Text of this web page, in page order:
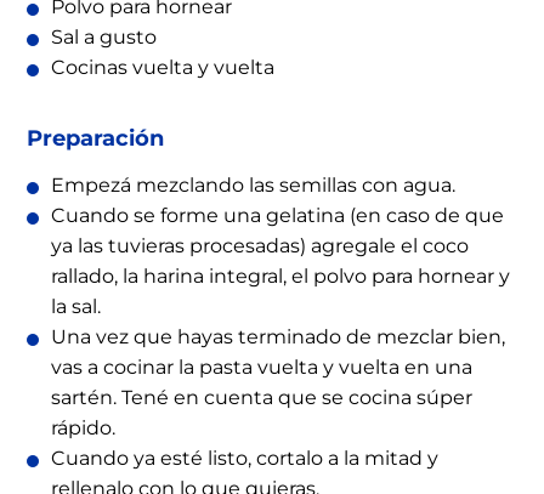
Polvo para hornear
Sal a gusto
Cocinas vuelta y vuelta
Preparación
Empezá mezclando las semillas con agua.
Cuando se forme una gelatina (en caso de que
ya las tuvieras procesadas) agregale el coco
rallado, la harina integral, el polvo para hornear y
la sal.
Una vez que hayas terminado de mezclar bien,
vas a cocinar la pasta vuelta y vuelta en una
sartén. Tené en cuenta que se cocina súper
rápido.
Cuando ya esté listo, cortalo a la mitad y
rellenalo con lo que quieras.